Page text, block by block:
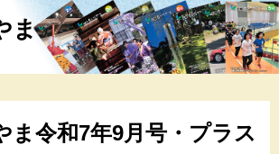
ま
ま令和7年9月号・プラス